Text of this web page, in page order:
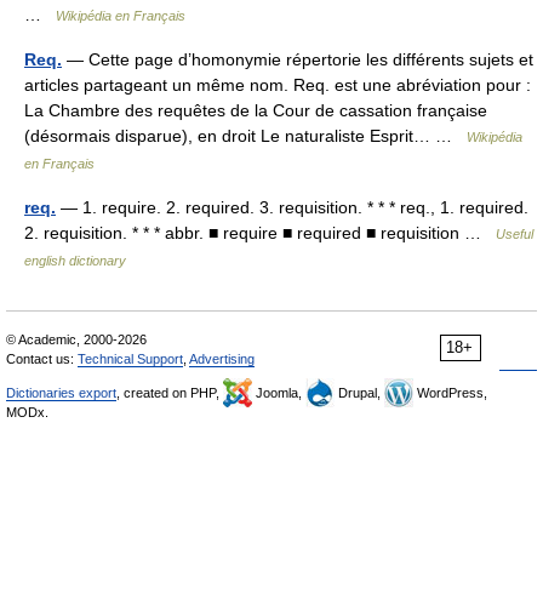
Wikipédia en Français
Req. — Cette page d’homonymie répertorie les différents sujets et
articles partageant un même nom. Req. est une abréviation pour :
La Chambre des requêtes de la Cour de cassation française
(désormais disparue), en droit Le naturaliste Esprit… …
Wikipédia
en Français
req. — 1. require. 2. required. 3. requisition. * * * req., 1. required.
2. requisition. * * * abbr. ■ require ■ required ■ requisition …
Useful
english dictionary
18+
© Academic, 2000-2026
Contact us: Technical Support Advertising
Dictionaries export , created on PHP, Joomla, Drupal,
WordPress,
MODx.